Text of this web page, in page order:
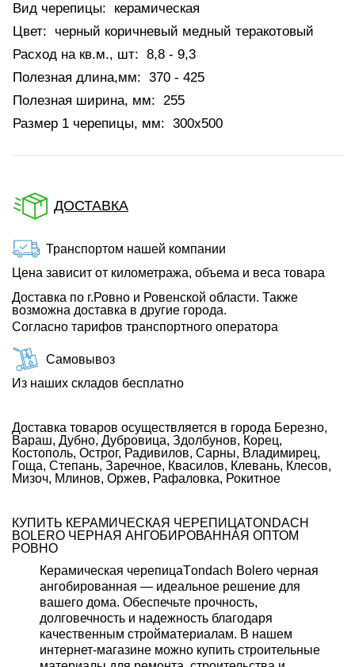
Вид черепицы:
керамическая
Цвет:
черный коричневый медный теракотовый
Расход на кв.м., шт: 8,8 - 9,3
Полезная длина,мм: 370 - 425
Полезная ширина, мм: 255
Размер 1 черепицы, мм: 300х500
ДОСТАВКА
Транспортом нашей компании
Цена зависит от километража, объема и веса товара
Доставка по г.Ровно и Ровенской области. Также
возможна доставка в другие города.
Согласно тарифов транспортного оператора
Самовывоз
Из наших складов бесплатно
Доставка товаров осуществляется в города Березно,
Вараш, Дубно, Дубровица, Здолбунов, Корец,
Костополь, Острог, Радивилов, Сарны, Владимирец,
Гоща, Степань, Заречное, Квасилов, Клевань, Клесов,
Мизоч, Млинов, Оржев, Рафаловка, Рокитное
КУПИТЬ КЕРАМИЧЕСКАЯ ЧЕРЕПИЦАТONDACH
BOLERO ЧЕРНАЯ АНГОБИРОВАННАЯ ОПТОМ
РОВНО
Керамическая черепицаТondach Bolero черная
ангобированная — идеальное решение для
вашего дома. Обеспечьте прочность,
долговечность и надежность благодаря
качественным стройматериалам. В нашем
интернет-магазине можно купить строительные